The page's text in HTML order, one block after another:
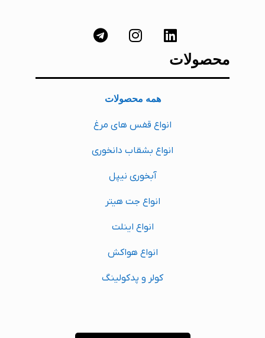
محصولات
همه محصولات
انواع قفس های مرغ
انواع بشقاب دانخوری
آبخوری نیپل
انواع جت هیتر
انواع اینلت
انواع هواکش
کولر و پدکولینگ